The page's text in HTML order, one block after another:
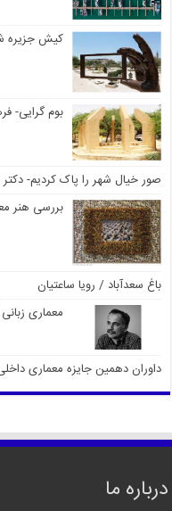
کیش جزیره
بوم گرایی-
صور خیال شهر را پاک کردیم-
بررسی هنر
باغ سعدآباد / رویا ساعتیان
معماری
داوران دهمین جایزه معماری
درباره ما